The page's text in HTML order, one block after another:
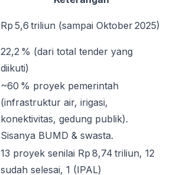
Rp 5,6 triliun (sampai Oktober 2025)
22,2 % (dari total tender yang
diikuti)
~60 % proyek pemerintah
(infrastruktur air, irigasi,
konektivitas, gedung publik).
Sisanya BUMD & swasta.
13 proyek senilai Rp 8,74 triliun, 12
sudah selesai, 1 (IPAL)